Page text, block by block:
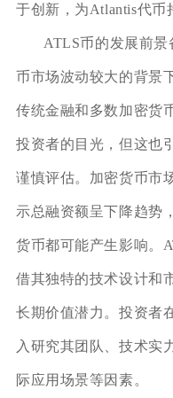
于创新，为Atlantis代币
ATLS币的发展前
币市场波动较大的背景
传统金融和多数加密货
投资者的目光，但这也
谨慎评估。加密货币市
示总融资额呈下降趋势
货币都可能产生影响
借其独特的技术设计和
长期价值潜力。投资者
入研究其团队、技术实
际应用场景等因素。